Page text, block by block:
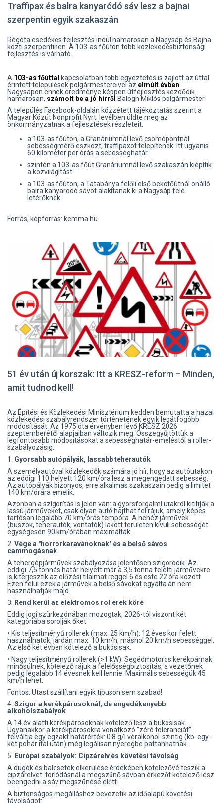
Traffipax és balra kanyaródó sáv lesz a bajnai
szerpentin egyik szakaszán
Régóta esedékes fejlesztés indul hamarosan a Nagysáp és Bajna
közti szerpentinen. A 103-as főúton több közlekedésbiztonsági
fejlesztés is várható.
A 103-as főúttal
kapcsolatban több egyeztetés is zajlott az úttal
érintett települések polgármestereivel az elmúlt évben
Nagysápon ennek eredménye képpen útfejlesztés kezdődik
hamarosan, számolt be a jó hírről Balogh Miklós polgármester.
A település Facebook-oldalán közzétett tájékoztatás szerint a
Magyar Közút Nonprofit Nyrt. levélben üldte meg az
önkormányzatnak a fejlesztések részleteit.
a 103-as főúton, a Granáriumnál levő csomópontnál
sebességmérő eszközt, traffipaxot telepítenek. Itt ugyanis
60 kilométer per órás a sebességhatár.
szintén a 103-as főút Granáriumnál levő szakaszán kiépítik
a közvilágítást.
a 103-as főúton, a Tatabánya felőli első bekötőútnál önálló
balra kanyarodó sávot alakítanak ki a Nagysáp felé
letérőknek.
Forrás, képforrás: kemma.hu
51 év után új korszak: Itt a KRESZ-reform – Minden,
amit tudnod kell!
Az Építési és Közlekedési Minisztérium kedden bemutatta a hazai
közlekedési szabályrendszer történetének egyik legátfogóbb
módosítását. Az 1975 óta érvényben lévő KRESZ 2026
szeptemberétől alapjaiban változik meg. Összegyűjtöttük a
legfontosabb módosításokat a sebességhatár-emeléstől a roller-
szabályozásig.
1. Gyorsabb autópályák, lassabb teherautók
A személyautóval közlekedők számára jó hír, hogy az autóutakon
az eddigi 110 helyett 120 km/óra lesz a megengedett sebesség.
Az autópályák bizonyos, erre alkalmas szakaszain pedig a limitet
140 km/órára emelik.
Azonban a szigorítás is jelen van: a gyorsforgalmi utakról kitiltják a
lassú járműveket, csak olyan autó hajthat fel rájuk, amely képes
tartósan legalább 70 km/órás tempóra. A nehéz járművek
(buszok, teherautók, vontatók) lakott területen kívüli sebességét
egységesen 90 km/órában maximálták.
2. Vége a "horrorkaravánoknak" és a belső sávos
cammogásnak
A tehergépjárművek szabályozása jelentősen szigorodik. Az
eddigi 7,5 tonnás határ helyett már a 3,5 tonna feletti járművekre
is kiterjesztik az előzési tilalmat reggel 6 és este 22 óra között.
Ezen felül ezek a járművek a belső sávokat egyáltalán nem
használhatják majd.
3. Rend kerül az elektromos rollerek köré
Eddig jogi szürkezónában mozogtak, 2026-tól viszont két
kategóriába sorolják őket:
• Kis teljesítményű rollerek (max. 25 km/h): 12 éves kor felett
használhatók, járdán max. 10 km/h, máshol 20 km/h sebességgel.
Az első két évben kötelező a bukósisak.
• Nagy teljesítményű rollerek (>1 kW): Segédmotoros kerékpárnak
minősülnek, kötelező rájuk a felelősségbiztosítás, a vezetőnek
pedig legalább 14 évesnek kell lennie. Maximális sebességük 45
km/h lehet.
Fontos: Utast szállítani egyik típuson sem szabad!
4. Szigor a kerékpárosoknál, de engedékenyebb
alkoholszabályok
A 14 év alatti kerékpárosoknak kötelező lesz a bukósisak.
Ugyanakkor a kerékpárosokra vonatkozó "zéró toleranciát"
felváltja egy egzakt határérték: 0,8 g/l véralkohol-szintig (kb. egy-
két pohár ital után) még legálisan nyeregbe pattanhatnak.
5. Európai szabályok: Cipzárelv és követési távolság
A dugók és balesetek elkerülése érdekében kötelezővé teszik a
cipzárelvet: torlódásnál a megszűnő sávban érkezőt kötelező lesz
beengedni a sáv megszűnése előtt.
A biztonságos megálláshoz bevezetik az időalapú követési
távolságot: